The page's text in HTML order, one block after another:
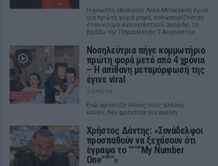
Η γνωστή ηθοποιός Λίλα Μπακλέση έγινε
για πρώτη φορά μαμά, καλωσορίζοντας
στον κόσμο ένα υγιέστατο αγοράκι το
βράδυ της Παρασκευής 7 Αυγούστου.
Νοσηλεύτρια πήγε κομμωτήριο
πρώτη φορά μετά από 4 χρόνια
– Η απίθανη μεταμόρφωσή της
έγινε viral
ΣΉΜΕΡΑ
Ενώ φρόντιζε όλους τους άλλους...
κανείς δεν φρόντισε για εκείνη
Χρήστος Δάντης: «Συνάδελφοι
προσπαθούν να ξεχάσουν ότι
έγραψα το """"My Number
One""""»